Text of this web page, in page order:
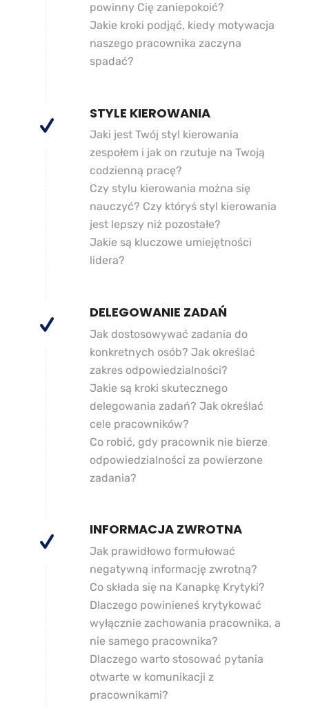
powinny Cię zaniepokoić?
Jakie kroki podjąć, kiedy motywacja
naszego pracownika zaczyna
spadać?
STYLE KIEROWANIA
Jaki jest Twój styl kierowania
zespołem i jak on rzutuje na Twoją
codzienną pracę?
Czy stylu kierowania można się
nauczyć? Czy któryś styl kierowania
jest lepszy niż pozostałe?
Jakie są kluczowe umiejętności
lidera?
DELEGOWANIE ZADAŃ
Jak dostosowywać zadania do
konkretnych osób? Jak określać
zakres odpowiedzialności?
Jakie są kroki skutecznego
delegowania zadań? Jak określać
cele pracowników?
Co robić, gdy pracownik nie bierze
odpowiedzialności za powierzone
zadania?
INFORMACJA ZWROTNA
Jak prawidłowo formułować
negatywną informację zwrotną?
Co składa się na Kanapkę Krytyki?
Dlaczego powinieneś krytykować
wyłącznie zachowania pracownika, a
nie samego pracownika?
Dlaczego warto stosować pytania
otwarte w komunikacji z
pracownikami?